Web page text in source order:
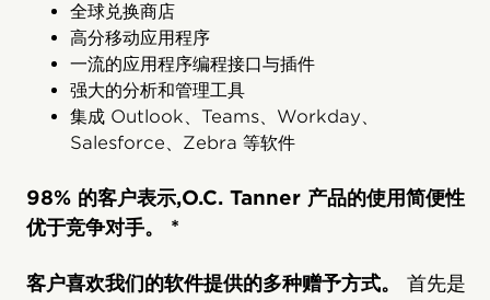
全球兑换商店
高分移动应用程序
一流的应用程序编程接口与插件
强大的分析和管理工具
集成 Outlook、Teams、Workday、
Salesforce、Zebra 等软件
98% 的客户表示,O.C. Tanner 产品的使用简便性
优于竞争对手。 *
客户喜欢我们的软件提供的多种赠予方式。 首先是